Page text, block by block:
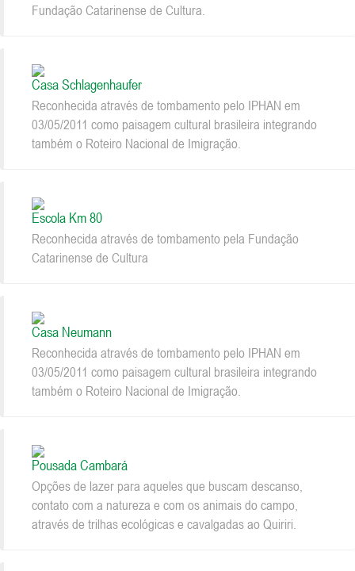
Fundação Catarinense de Cultura.
Casa Schlagenhaufer
Reconhecida através de tombamento pelo IPHAN em
03/05/2011 como paisagem cultural brasileira integrando
também o Roteiro Nacional de Imigração.
Escola Km 80
Reconhecida através de tombamento pela Fundação
Catarinense de Cultura
Casa Neumann
Reconhecida através de tombamento pelo IPHAN em
03/05/2011 como paisagem cultural brasileira integrando
também o Roteiro Nacional de Imigração.
Pousada Cambará
Opções de lazer para aqueles que buscam descanso,
contato com a natureza e com os animais do campo,
através de trilhas ecológicas e cavalgadas ao Quiriri.